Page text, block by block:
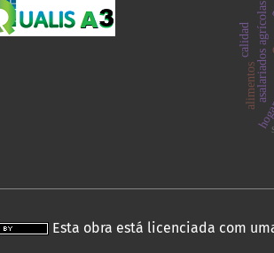
asalariados agrícolas
alimentos
calidad
Esta obra está licenciada com